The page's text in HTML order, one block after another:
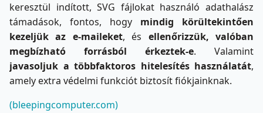
keresztül indított, SVG fájlokat használó adathalász
támadások, fontos, hogy mindig körültekintően
kezeljük az e-maileket, és ellenőrizzük, valóban
megbízható forrásból érkeztek-e. Valamint
javasoljuk a többfaktoros hitelesítés használatát,
amely extra védelmi funkciót biztosít fiókjainknak.
(bleepingcomputer.com)